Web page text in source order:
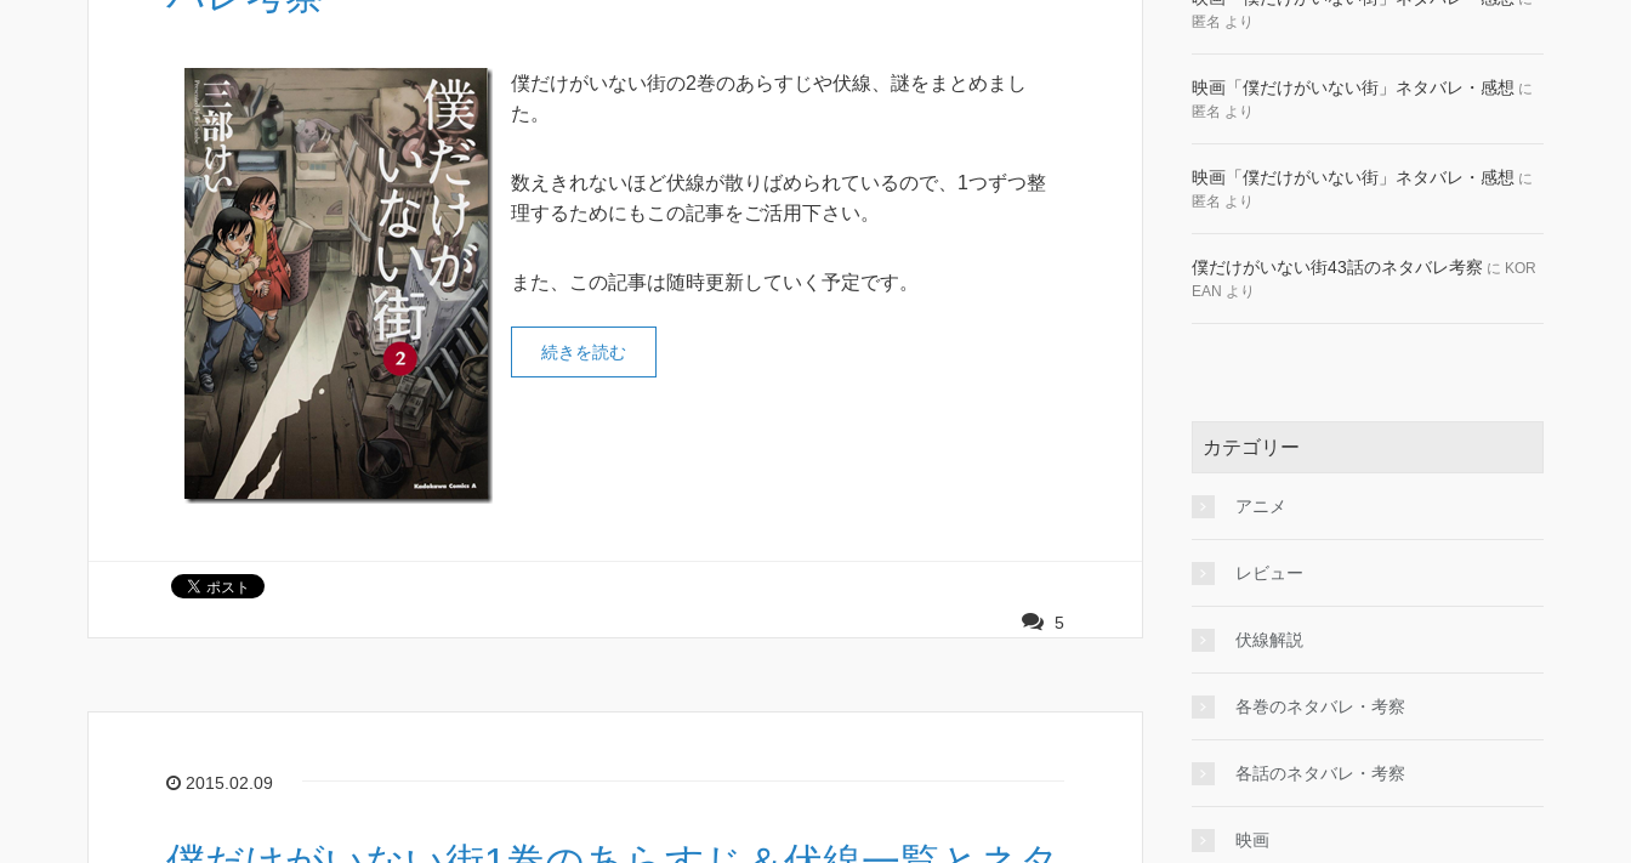
僕だけがいない街の2巻のあらすじや伏線、謎をまとめまし
た。
数えきれないほど伏線が散りばめられているので、1つずつ整
理するためにもこの記事をご活用下さい。
また、この記事は随時更新していく予定です。
続きを読む
5
2015.02.09
匿名 より
映画「僕だけがいない街」ネタバレ・感想 に
匿名 より
映画「僕だけがいない街」ネタバレ・感想 に
匿名 より
僕だけがいない街43話のネタバレ考察 に KOR
EAN より
カテゴリー
アニメ
レビュー
伏線解説
各巻のネタバレ・考察
各話のネタバレ・考察
映画